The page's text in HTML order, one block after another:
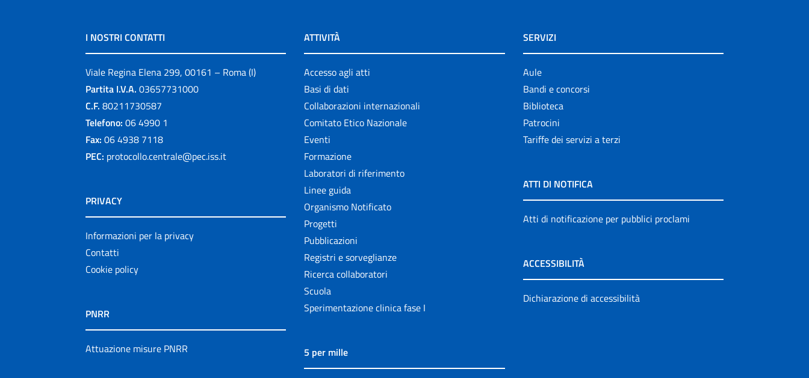
I NOSTRI CONTATTI
Viale Regina Elena 299, 00161 – Roma (I)
Partita I.V.A. 03657731000
C.F. 80211730587
Telefono: 06 4990 1
Fax: 06 4938 7118
PEC: protocollo.centrale@pec.iss.it
PRIVACY
Informazioni per la privacy
Contatti
Cookie policy
PNRR
Attuazione misure PNRR
ATTIVITÀ
Accesso agli atti
Basi di dati
Collaborazioni internazionali
Comitato Etico Nazionale
Eventi
Formazione
Laboratori di riferimento
Linee guida
Organismo Notificato
Progetti
Pubblicazioni
Registri e sorveglianze
Ricerca collaboratori
Scuola
Sperimentazione clinica fase I
5 per mille
SERVIZI
Aule
Bandi e concorsi
Biblioteca
Patrocini
Tariffe dei servizi a terzi
ATTI DI NOTIFICA
Atti di notificazione per pubblici proclami
ACCESSIBILITÀ
Dichiarazione di accessibilità